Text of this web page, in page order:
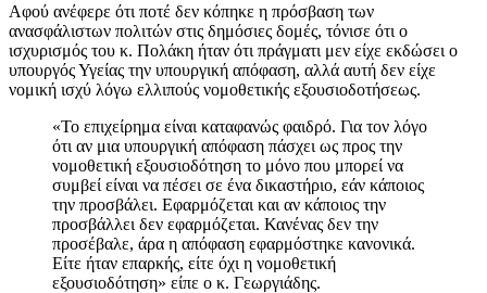
Αφού ανέφερε ότι ποτέ δεν κόπηκε η πρόσβαση των
ανασφάλιστων πολιτών στις δημόσιες δομές, τόνισε ότι ο
ισχυρισμός του κ. Πολάκη ήταν ότι πράγματι μεν είχε εκδώσει ο
υπουργός Υγείας την υπουργική απόφαση, αλλά αυτή δεν είχε
νομική ισχύ λόγω ελλιπούς νομοθετικής εξουσιοδοτήσεως.
«Το επιχείρημα είναι καταφανώς φαιδρό. Για τον λόγο
ότι αν μια υπουργική απόφαση πάσχει ως προς την
νομοθετική εξουσιοδότηση το μόνο που μπορεί να
συμβεί είναι να πέσει σε ένα δικαστήριο, εάν κάποιος
την προσβάλει. Εφαρμόζεται και αν κάποιος την
προσβάλλει δεν εφαρμόζεται. Κανένας δεν την
προσέβαλε, άρα η απόφαση εφαρμόστηκε κανονικά.
Είτε ήταν επαρκής, είτε όχι η νομοθετική
εξουσιοδότηση» είπε ο κ. Γεωργιάδης.